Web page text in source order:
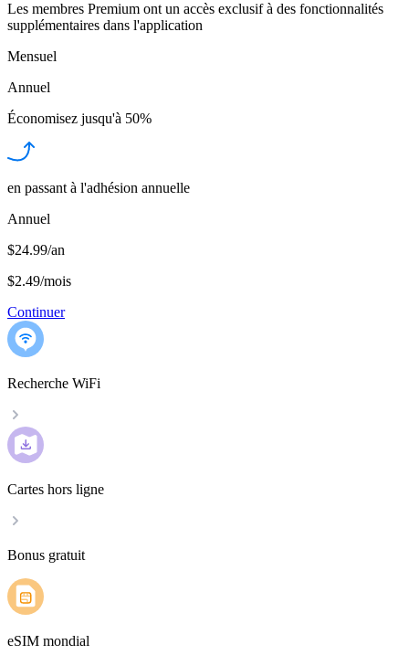
Les membres Premium ont un accès exclusif à des fonctionnalités
supplémentaires dans l'application
Mensuel
Annuel
Économisez jusqu'à 50%
en passant à l'adhésion annuelle
Annuel
$24.99/an
$2.49/mois
Continuer
Recherche WiFi
Cartes hors ligne
Bonus gratuit
eSIM mondial